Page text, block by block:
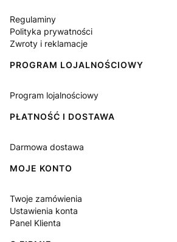
Regulaminy
Polityka prywatności
Zwroty i reklamacje
PROGRAM LOJALNOŚCIOWY
Program lojalnościowy
PŁATNOŚĆ I DOSTAWA
Darmowa dostawa
MOJE KONTO
Twoje zamówienia
Ustawienia konta
Panel Klienta